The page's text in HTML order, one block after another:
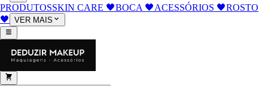
PRODUTOSSKIN CARE 🖤BOCA 🖤ACESSÓRIOS 🖤ROSTO
🖤
VER MAIS